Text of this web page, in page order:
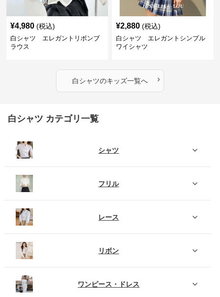
¥4,980 (税込)
白シャツ エレガントリボンブ
ラウス
¥2,880 (税込)
白シャツ エレガントシンプル
ワイシャツ
白シャツのキッズ一覧へ ›
白シャツ カテゴリ一覧
シャツ
フリル
レース
リボン
ワンピース・ドレス